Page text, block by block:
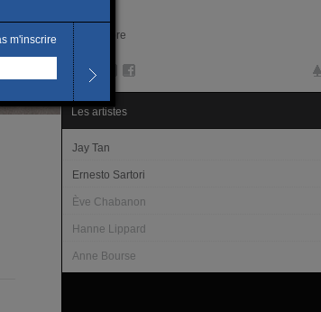
Accès libre
Les artistes
Jay Tan
Ernesto Sartori
Ève Chabanon
Hanne Lippard
Anne Bourse